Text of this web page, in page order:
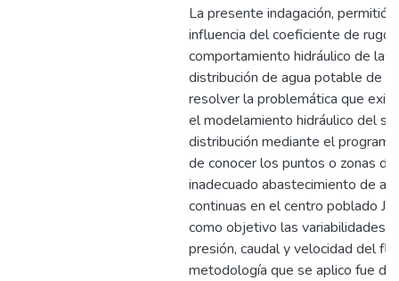
La presente indagación, permitió
influencia del coeficiente de
comportamiento hidráulico de las
distribución de agua potable de
resolver la problemática que
el modelamiento hidráulico del
distribución mediante el
de conocer los puntos o zonas
inadecuado abastecimiento de
continuas en el centro poblado
como objetivo las variabilidades
presión, caudal y velocidad del
metodología que se aplico fue